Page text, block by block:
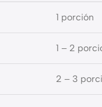
1 porción
1 – 2
2 – 3